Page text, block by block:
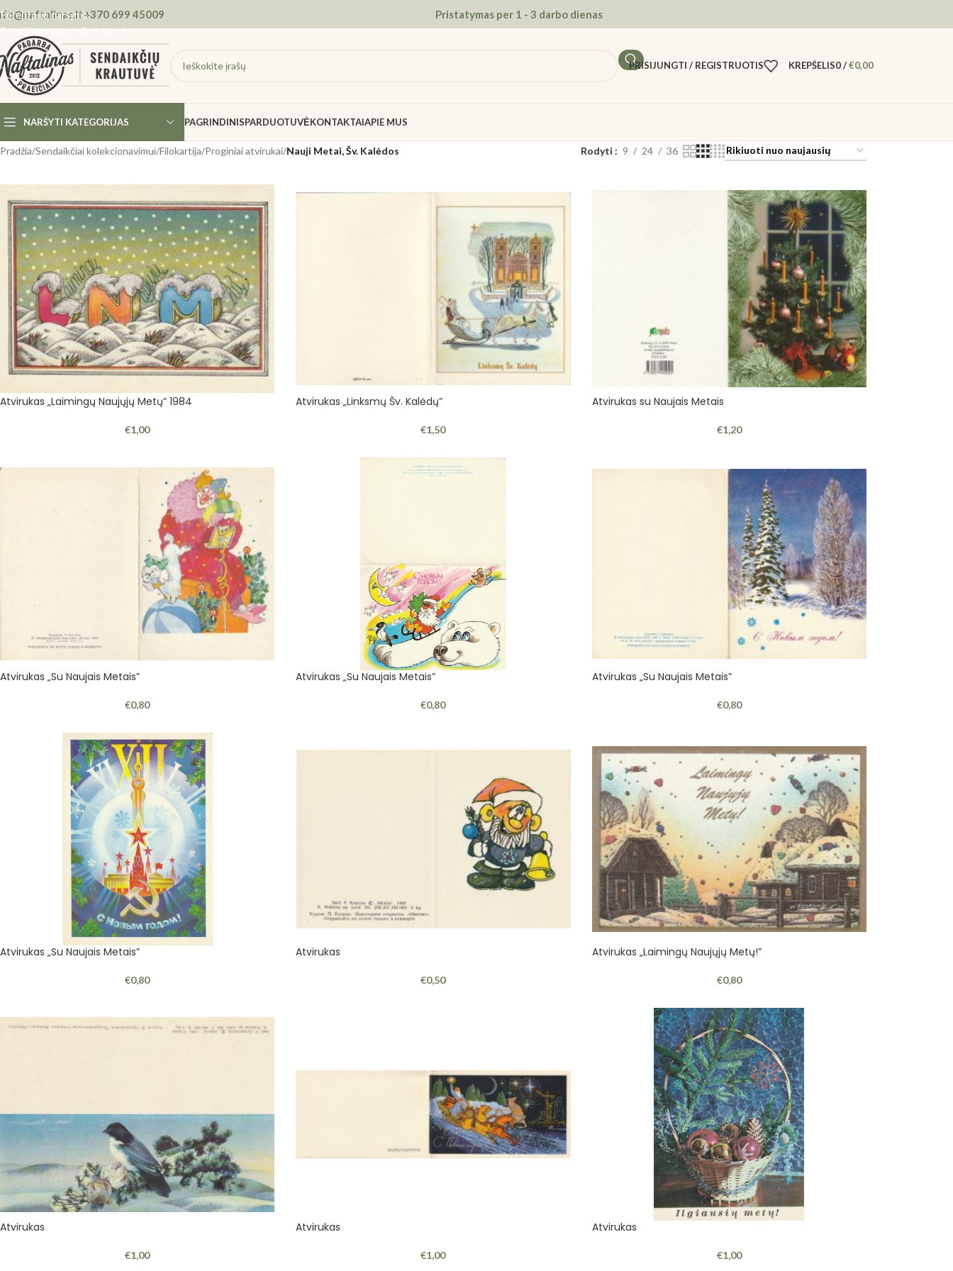
Pereiti prie naršymo
Pereiti prie pagrindinio turinio
+370 699 45009 Pristatymas per 1 - 3 darbo dienas
PRISIJUNGTI / REGISTRUOTIS KREPŠELIS0/€0,00
NARŠYTI KATEGORIJAS PAGRINDINISPARDUOTUVĖKONTAKTAIAPIE MUS
Pradžia/Sendaikčiai kolekcionavimui/Filokartija/Proginiai atvirukai/Nauji Metai, Šv. Kalėdos Rodyti 9 24 36
Atvirukas „Laimingų Naujųjų Metų” 1984
€1,00
Atvirukas „Linksmų Šv. Kalėdų”
€1,50
Atvirukas su Naujais Metais
€1,20
Atvirukas „Su Naujais Metais”
€0,80
Atvirukas „Su Naujais Metais”
€0,80
Atvirukas „Su Naujais Metais”
€0,80
Atvirukas „Su Naujais Metais”
€0,80
Atvirukas
€0,50
Atvirukas „Laimingų Naujųjų Metų!”
€0,80
Atvirukas
€1,00
Atvirukas
€1,00
Atvirukas
€1,00